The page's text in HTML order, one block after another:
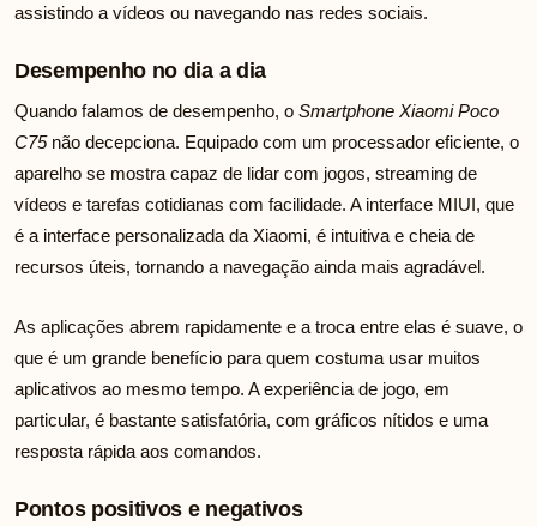
assistindo a vídeos ou navegando nas redes sociais.
Desempenho no dia a dia
Quando falamos de desempenho, o Smartphone Xiaomi Poco
C75não decepciona. Equipado com um processador eficiente, o
aparelho se mostra capaz de lidar com jogos, streaming de
vídeos e tarefas cotidianas com facilidade. A interface MIUI, que
é a interface personalizada da Xiaomi, é intuitiva e cheia de
recursos úteis, tornando a navegação ainda mais agradável.
As aplicações abrem rapidamente e a troca entre elas é suave, o
que é um grande benefício para quem costuma usar muitos
aplicativos ao mesmo tempo. A experiência de jogo, em
particular, é bastante satisfatória, com gráficos nítidos e uma
resposta rápida aos comandos.
Pontos positivos e negativos